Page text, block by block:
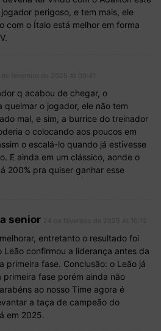
perigoso, e tem mais, ele
com o Ítalo está melhor em forma
q acabou de chegar, o
queimar o jogador, ele não tem
mal, e sim, a burrice do treinador
o colocando aos poucos em
o escalá-lo quando já estivesse
E ainda em um clássico, aonde o
200% pra quiser ganhar esse
senior
entretanto o resultado foi
Leão confirmou a liderança antes da
primeira fase. Conclusão: o Leão já
primeira fase porém ainda não
ao nosso Time agora é
a taça de campeão do
em 2025.